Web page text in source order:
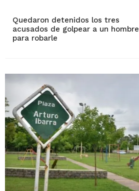
Quedaron detenidos los tres
acusados de golpear a un hombre
para robarle